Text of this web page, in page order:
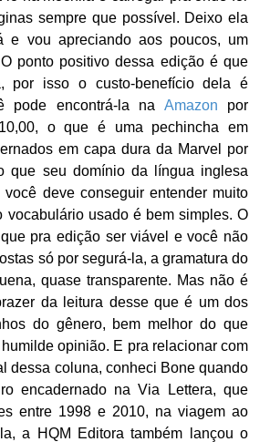
sempre que possível. Deixo ela
e vou apreciando aos poucos, um
ponto positivo dessa edição é que
por isso o custo-benefício dela é
pode encontrá-la na Amazon por
o que é uma pechincha em
em capa dura da Marvel por
que seu domínio da língua inglesa
você deve conseguir entender muito
vocabulário usado é bem simples. O
pra edição ser viável e você não
só por segurá-la, a gramatura do
quase transparente. Mas não é
da leitura desse que é um dos
do gênero, bem melhor do que
opinião. E pra relacionar com
dessa coluna, conheci Bone quando
encadernado na Via Lettera, que
entre 1998 e 2010, na viagem ao
a HQM Editora também lançou o